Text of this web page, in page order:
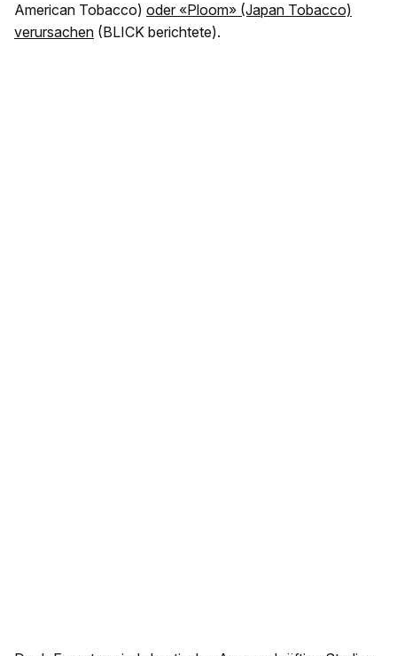
American Tobacco) oder «Ploom» (Japan Tobacco)
verursachen (BLICK berichtete).